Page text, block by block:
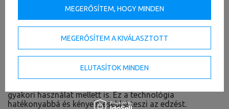
Görgők csapágyakkal
A lehúzó mechanizmusa kiváló minőségű csapágyas
görgőkre épül, amelyek sima és halk kábelmozgást
biztosítanak. Csökkentik az ellenállást, így
természetesebb érzést nyújtanak edzés közben. A
gyakori használat mellett is. Ez a technológia
hatékonyabbá és kényelmesebbé teszi az edzést.
MEGERŐSÍTEM A KIVÁLASZTOTT
ELUTASÍTOK MINDEN
MEGERŐSÍTEM, HOGY MINDEN